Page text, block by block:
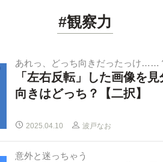
#観察力
あれっ、どっち向きだったっけ……
「左右反転」した画像を
向きはどっち？【二択】
2025.04.10 波戸なお
意外と迷っちゃう